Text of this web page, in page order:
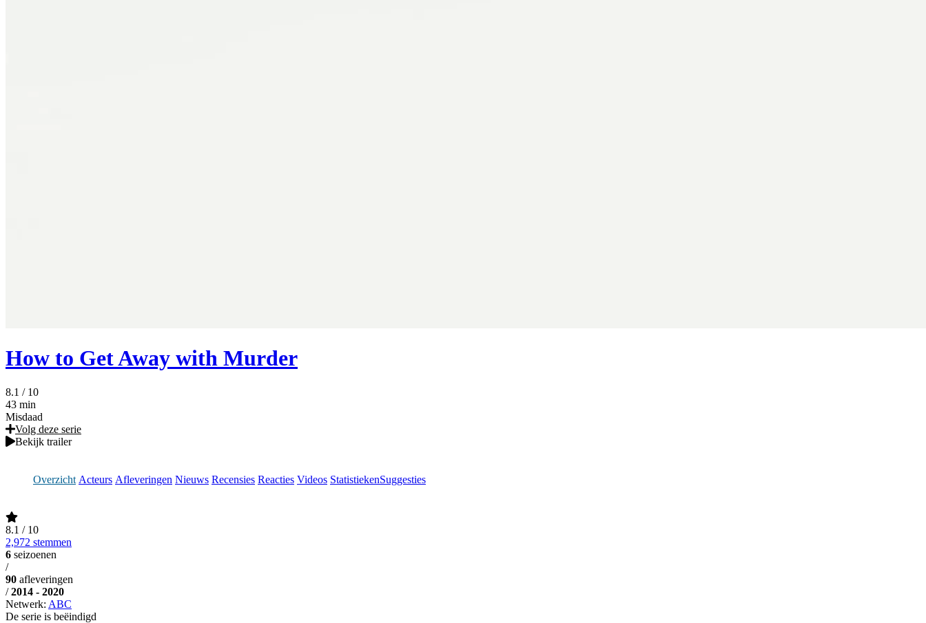
How to Get Away with Murder
8.1 / 10
43 min
Misdaad
Volg deze serie
Bekijk trailer
Overzicht Acteurs Afleveringen Nieuws Recensies Reacties Videos StatistiekenSuggesties
8.1 / 10
2,972 stemmen
6 seizoenen
/
90 afleveringen
/ 2014 - 2020
Netwerk: ABC
De serie is beëindigd